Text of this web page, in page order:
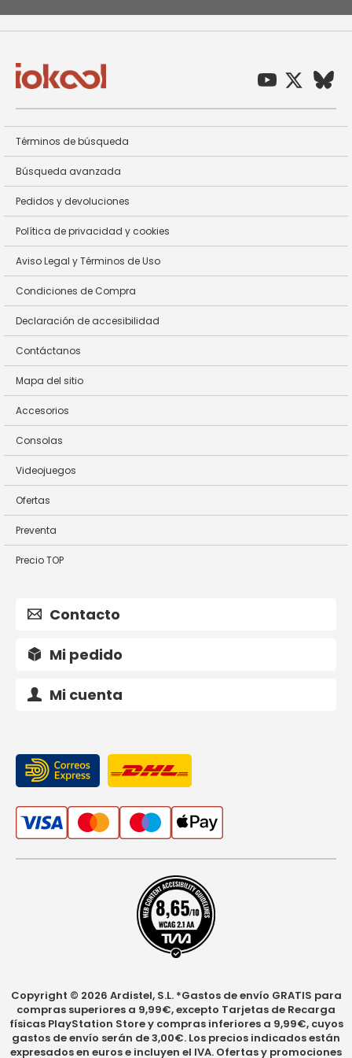
Términos de búsqueda
Búsqueda avanzada
Pedidos y devoluciones
Política de privacidad y cookies
Aviso Legal y Términos de Uso
Condiciones de Compra
Declaración de accesibilidad
Contáctanos
Mapa del sitio
Accesorios
Consolas
Videojuegos
Ofertas
Preventa
Precio TOP
Contacto
Mi pedido
Mi cuenta
Copyright © 2026 Ardistel, S.L. *Gastos de envío GRATIS para
compras superiores a 9,99€, excepto Tarjetas de Recarga
físicas PlayStation Store y compras inferiores a 9,99€, cuyos
gastos de envío serán de 3,00€. Los precios indicados están
expresados en euros e incluyen el IVA. Ofertas y promociones